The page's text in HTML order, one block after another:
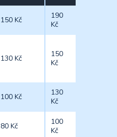
150 Kč
190
Kč
130 Kč
150
Kč
100 Kč
130
Kč
80 Kč
100
Kč